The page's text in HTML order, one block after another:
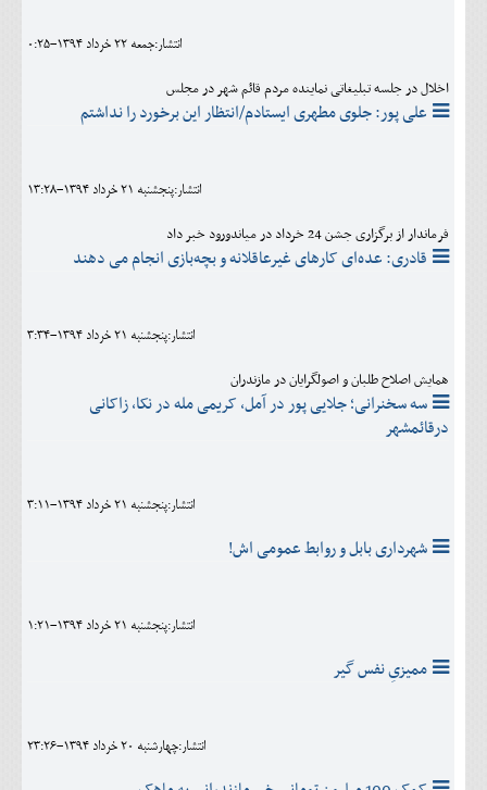
انتشار:جمعه 22 خرداد 1394-0:25
اخلال در جلسه تبلیغاتی نماینده مردم قائم شهر در مجلس
علی پور: جلوی مطهری ایستادم/انتظار این برخورد را نداشتم
انتشار:پنجشنبه 21 خرداد 1394-13:28
فرماندار از برگزاری جشن 24 خرداد در میاندورود خبر داد
قادری: عده‌ای کارهای غیرعاقلانه و بچه‌بازی انجام می دهند
انتشار:پنجشنبه 21 خرداد 1394-3:34
همایش اصلاح طلبان و اصولگرایان در مازندران
سه سخنرانی؛ جلایی پور در آمل، کریمی مله در نکا، زاکانی
درقائمشهر
انتشار:پنجشنبه 21 خرداد 1394-3:11
شهرداری بابل و روابط عمومی اش!
انتشار:پنجشنبه 21 خرداد 1394-1:21
ممیزیِ نفس گیر
انتشار:چهارشنبه 20 خرداد 1394-23:26